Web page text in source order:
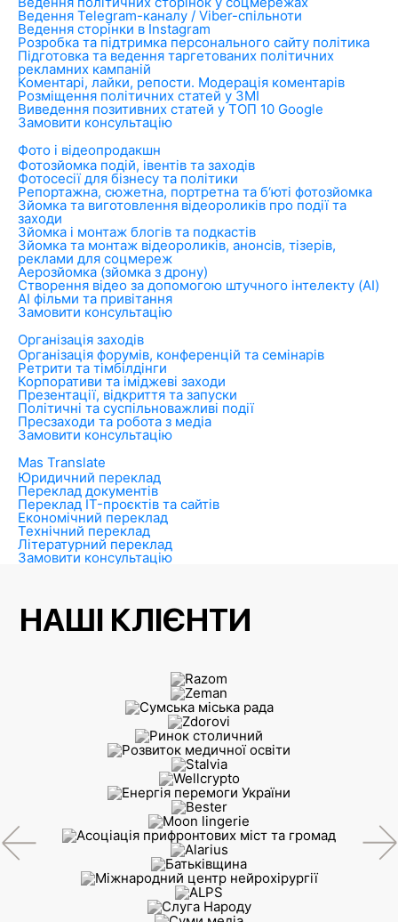
Ведення Telegram-каналу / Viber-спільноти
Ведення сторінки в Instagram
Розробка та підтримка персонального сайту політика
Підготовка та ведення таргетованих політичних
рекламних кампаній
Коментарі, лайки, репости. Модерація коментарів
Розміщення політичних статей у ЗМІ
Виведення позитивних статей у ТОП 10 Google
Замовити консультацію
Фото і відеопродакшн
Фотозйомка подій, івентів та заходів
Фотосесії для бізнесу та політики
Репортажна, сюжетна, портретна та б‘юті фотозйомка
Зйомка та виготовлення відеороликів про події та
заходи
Зйомка і монтаж блогів та подкастів
Зйомка та монтаж відеороликів, анонсів, тізерів,
реклами для соцмереж
Аерозйомка (зйомка з дрону)
Створення відео за допомогою штучного інтелекту (AI)
AI фільми та привітання
Замовити консультацію
Організація заходів
Організація форумів, конференцій та семінарів
Ретрити та тімбілдінги
Корпоративи та іміджеві заходи
Презентації, відкриття та запуски
Політичні та суспільноважливі події
Пресзаходи та робота з медіа
Замовити консультацію
Mas Translate
Юридичний переклад
Переклад документів
Переклад IT-проєктів та сайтів
Економічний переклад
Технічний переклад
Літературний переклад
Замовити консультацію
НАШІ КЛІЄНТИ